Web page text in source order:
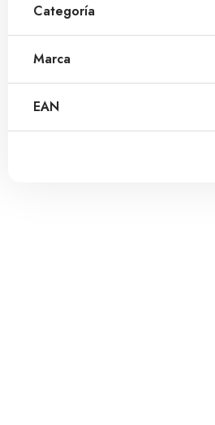
Categoría
Marca
EAN